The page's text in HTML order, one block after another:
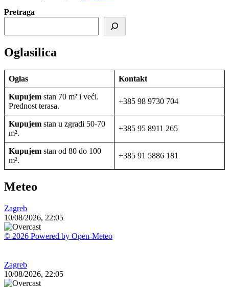
Pretraga
Oglasilica
Oglas Kontakt
Kupujem stan 70 m² i veći.
Prednost terasa.
+385 98 9730 704
Kupujem stan u zgradi 50-70
m².
+385 95 8911 265
Kupujem stan od 80 do 100
m².
+385 91 5886 181
Meteo
Zagreb
10/08/2026, 22:05
© 2026 Powered by Open-Meteo
Zagreb
10/08/2026, 22:05